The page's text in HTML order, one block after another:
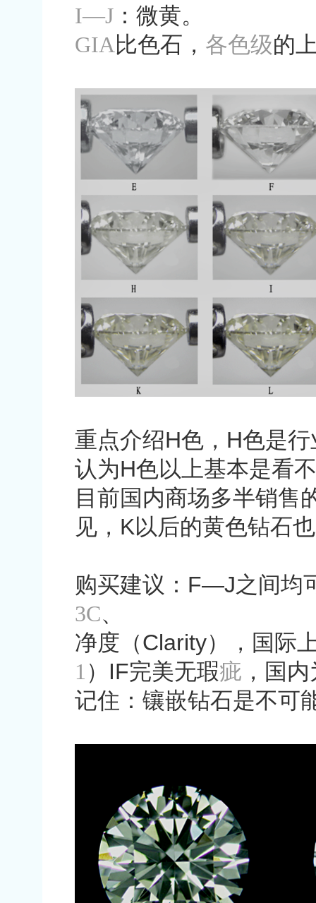
I—J：微黄。
GIA比色石， 各色级的
重点介绍H色， H色是
认为H色以上基本是看
目前国内商场多半销售
见， K以后的黄色钻石
购买建议： F—J之间均
3C、
净度（Clarity），国际
1 ） IF完美无瑕疵 ，国
记住：镶嵌钻石是不可